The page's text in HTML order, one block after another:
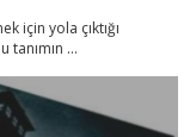
için yola çıktığı
tanımın ...